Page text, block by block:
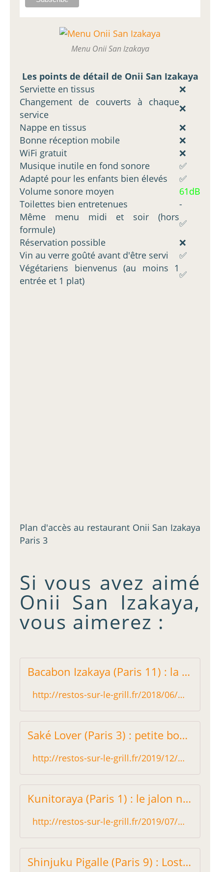
Menu Onii San Izakaya
Les points de détail de Onii San Izakaya
Serviette en tissus
❌
Changement de couverts à chaque
service
❌
Nappe en tissus
❌
Bonne réception mobile
❌
WiFi gratuit
❌
Musique inutile en fond sonore
✅
Adapté pour les enfants bien élevés
✅
Volume sonore moyen
61dB
Toilettes bien entretenues
-
Même menu midi et soir (hors
formule)
✅
Réservation possible
❌
Vin au verre goûté avant d'être servi
✅
Végétariens bienvenus (au moins 1
entrée et 1 plat)
✅
Plan d'accès au restaurant Onii San Izakaya
Paris 3
Si vous avez aimé
Onii San Izakaya,
vous aimerez :
Bacabon Izakaya (Paris 11) : la gargote nippone de la rue de Charonne - Restos sur le Grill - Blog critique des restaurants de Paris indépendant !
http://restos-sur-le-grill.fr/2018/06/bacabon-izakaya-paris-11-la-gargote-nippone-de-la-rue-de-charonne.html
Saké Lover (Paris 3) : petite bombe nippone et pas chère ! - Restos sur le Grill - Blog critique des restaurants de Paris indépendant !
http://restos-sur-le-grill.fr/2019/12/sake-lover-paris-3-petite-bombe-nippone-et-pas-chere.html
Kunitoraya (Paris 1) : le jalon nippon - Restos sur le Grill - Blog critique des restaurants de Paris indépendant !
http://restos-sur-le-grill.fr/2019/07/kunitoraya-paris-1-restaurant-japonais.html
Shinjuku Pigalle (Paris 9) : Lost in translation - Restos sur le Grill - Blog critique des restaurants de Paris indépendant !